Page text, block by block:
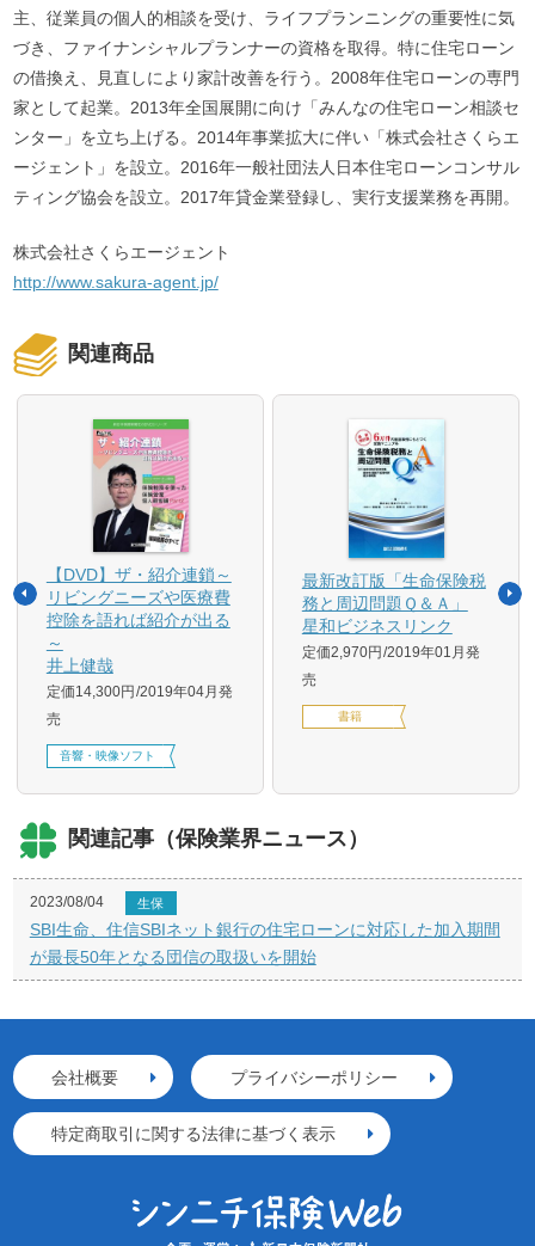
主、従業員の個人的相談を受け、ライフプランニングの重要性に気
づき、ファイナンシャルプランナーの資格を取得。特に住宅ローン
の借換え、見直しにより家計改善を行う。2008年住宅ローンの専門
家として起業。2013年全国展開に向け「みんなの住宅ローン相談セ
ンター」を立ち上げる。2014年事業拡大に伴い「株式会社さくらエ
ージェント」を設立。2016年一般社団法人日本住宅ローンコンサル
ティング協会を設立。2017年貸金業登録し、実行支援業務を再開。
株式会社さくらエージェント
http://www.sakura-agent.jp/
関連商品
【DVD】ザ・紹介連鎖～
リビングニーズや医療費
控除を語れば紹介が出る
～
井上健哉
定価14,300円 2019年04月発
売
音響・映像ソフト
最新改訂版「生命保険税
務と周辺問題Ｑ＆Ａ」
星和ビジネスリンク
定価2,970円 2019年01月発
売
書籍
関連記事（保険業界ニュース）
2023/08/04 生保
SBI生命、住信SBIネット銀行の住宅ローンに対応した加入期間
が最長50年となる団信の取扱いを開始
会社概要 プライバシーポリシー
特定商取引に関する法律に基づく表示